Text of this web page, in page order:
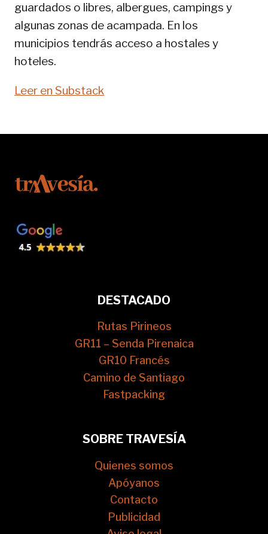
guardados o libres, albergues, campings y
algunas zonas de acampada. En los
municipios tendrás acceso a hostales y
hoteles.
Leer en Substack
DESTACADO
Rutas Pirineos
GR11 – Senda Pirenaica
GR10 Francés
Camino de Santiago
Fastpacking
SOBRE TRAVESÍA
Quienes somos
Apóyanos
Contacto
Publicidad